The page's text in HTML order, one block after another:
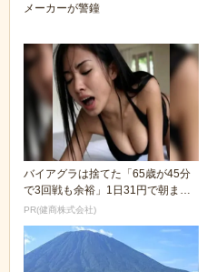
メーカーが警鐘
バイアグラは捨てた「65歳が45分
で3回戦も余裕」1日31円で朝まで
絶好調！
PR(健商株式会社)